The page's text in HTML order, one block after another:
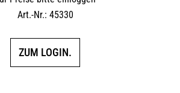
Art.-Nr.: 45330
ZUM LOGIN.